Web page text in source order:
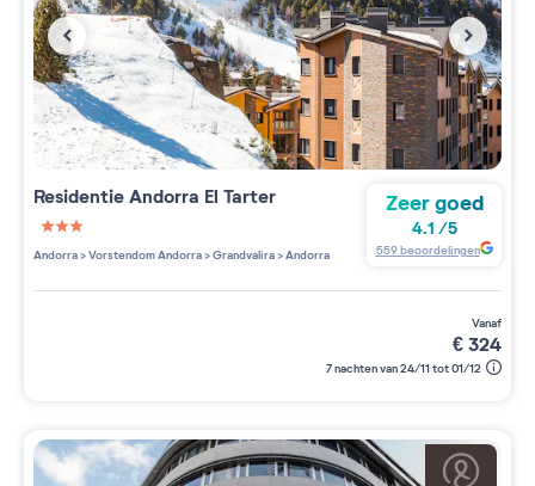
ResidentieAndorra El Tarter
3 étoiles sur 5
Andorra>Vorstendom Andorra>Grandvalira>Andorra
Zeer goed
4.1 /5
559beoordelingen
vanaf
€324
7 nachten van 24/11 tot 01/12